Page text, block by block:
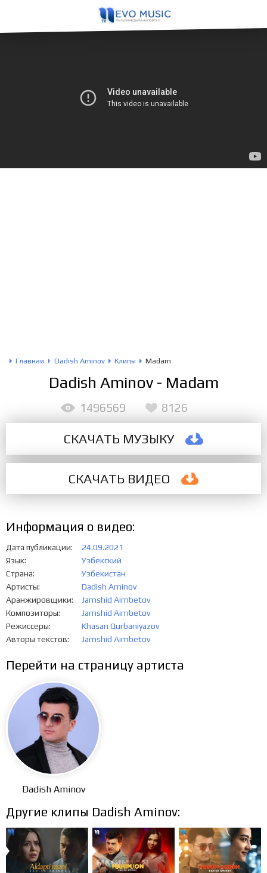
Главная Dadish Aminov Клипы Madam
Dadish Aminov - Madam
СКАЧАТЬ МУЗЫКУ
СКАЧАТЬ ВИДЕО
1496569 8126
Информация о видео:
Дата публикации
24.09.2021
Язык
Узбекский
Страна
Узбекистан
Артисты
Dadish Aminov
Аранжировщики
Jamshid Aimbetov
Композиторы
Jamshid Aimbetov
Режиссеры
Khasan Qurbaniyazov
Авторы текстов
Jamshid Aimbetov
Перейти на страницу артиста
Dadish Aminov
Другие клипы Dadish Aminov: